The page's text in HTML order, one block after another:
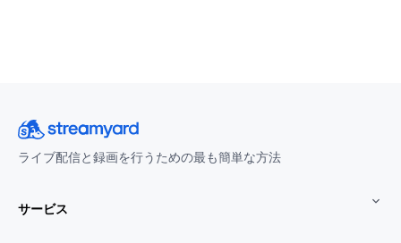
ライブ配信と録画を行うための最も簡単な方法
サービス